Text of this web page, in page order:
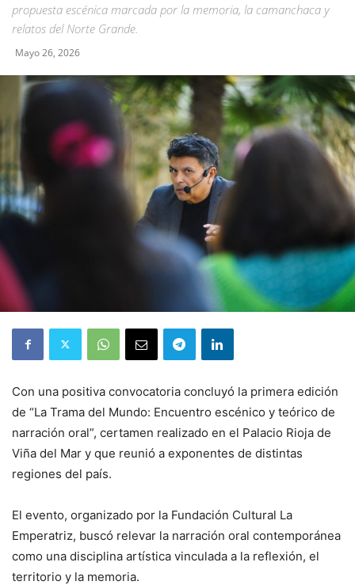
propuesta escénica marcada por la memoria, la camanchaca y
relatos del Norte Grande.
Mayo 26, 2026
Con una positiva convocatoria concluyó la primera edición
de “La Trama del Mundo: Encuentro escénico y teórico de
narración oral”, certamen realizado en el Palacio Rioja de
Viña del Mar y que reunió a exponentes de distintas
regiones del país.
El evento, organizado por la Fundación Cultural La
Emperatriz, buscó relevar la narración oral contemporánea
como una disciplina artística vinculada a la reflexión, el
territorio y la memoria.